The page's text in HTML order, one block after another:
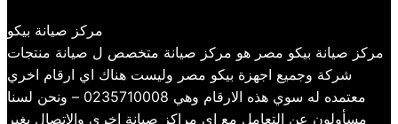
مركز صيانة بيكو
مركز صيانة بيكو مصر هو مركز صيانة متخصص ل صيانة منتجات
شركة وجميع اجهزة بيكو مصر وليست هناك اي ارقام اخري
معتمده له سوي هذه الارقام وهي 0235710008 – ونحن لسنا
مسأولون عن التعامل مع اي مراكز صيانة اخري والاتصال بغير